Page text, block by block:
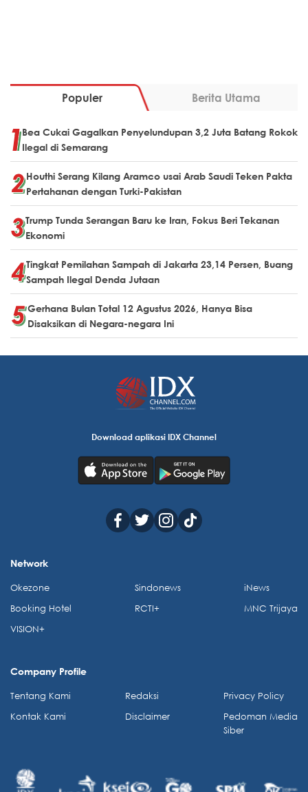
Populer Berita Utama
Bea Cukai Gagalkan Penyelundupan 3,2 Juta Batang Rokok
Ilegal di Semarang
Houthi Serang Kilang Aramco usai Arab Saudi Teken Pakta
Pertahanan dengan Turki-Pakistan
Trump Tunda Serangan Baru ke Iran, Fokus Beri Tekanan
Ekonomi
Tingkat Pemilahan Sampah di Jakarta 23,14 Persen, Buang
Sampah Ilegal Denda Jutaan
Gerhana Bulan Total 12 Agustus 2026, Hanya Bisa
Disaksikan di Negara-negara Ini
Download aplikasi IDX Channel
Network
Okezone
Booking Hotel
VISION+
Sindonews
RCTI+
iNews
MNC Trijaya
Company Profile
Tentang Kami
Kontak Kami
Redaksi
Disclaimer
Privacy Policy
Pedoman Media
Siber